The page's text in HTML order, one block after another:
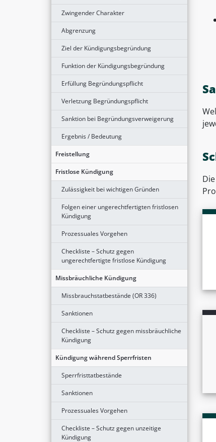
Zwingender Charakter
Abgrenzung
Ziel der Kündigungsbegründung
Funktion der Kündigungsbegründung
Erfüllung Begründungspflicht
Verletzung Begründungspflicht
Sanktion bei Begründungsverweigerung
Ergebnis / Bedeutung
Freistellung
Fristlose Kündigung
Zulässigkeit bei wichtigen Gründen
Folgen einer ungerechtfertigten fristlosen
Kündigung
Prozessuales Vorgehen
Checkliste – Schutz gegen
ungerechtfertigte fristlose Kündigung
Missbräuchliche Kündigung
Missbrauchstatbestände (OR 336)
Sanktionen
Checkliste – Schutz gegen missbräuchliche
Kündigung
Kündigung während Sperrfristen
Sperrfristtatbestände
Sanktionen
Prozessuales Vorgehen
Checkliste – Schutz gegen unzeitige
Kündigung